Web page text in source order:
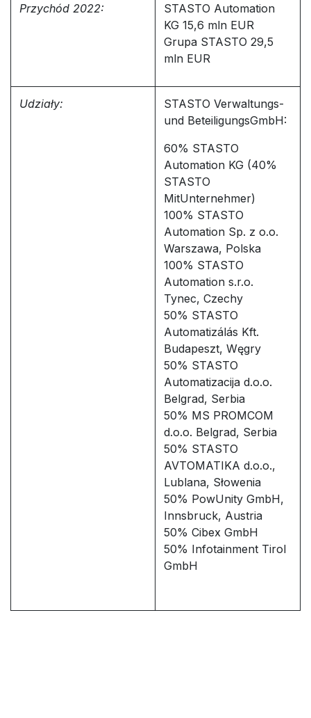
Przychód 2022:
STASTO Automation
KG 15,6 mln EUR
Grupa STASTO 29,5
mln EUR
Udziały:
STASTO Verwaltungs-
und BeteiligungsGmbH:
60% STASTO
Automation KG (40%
STASTO
MitUnternehmer)
100% STASTO
Automation Sp. z o.o.
Warszawa, Polska
100% STASTO
Automation s.r.o.
Tynec, Czechy
50% STASTO
Automatizálás Kft.
Budapeszt, Węgry
50% STASTO
Automatizacija d.o.o.
Belgrad, Serbia
50% MS PROMCOM
d.o.o. Belgrad, Serbia
50% STASTO
AVTOMATIKA d.o.o.,
Lublana, Słowenia
50% PowUnity GmbH,
Innsbruck, Austria
50% Cibex GmbH
50% Infotainment Tirol
GmbH